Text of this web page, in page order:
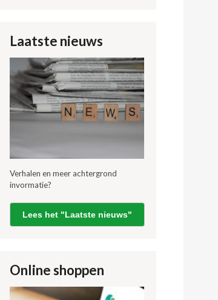
Laatste nieuws
Verhalen en meer achtergrond
invormatie?
Lees het "Laatste nieuws"
Online shoppen